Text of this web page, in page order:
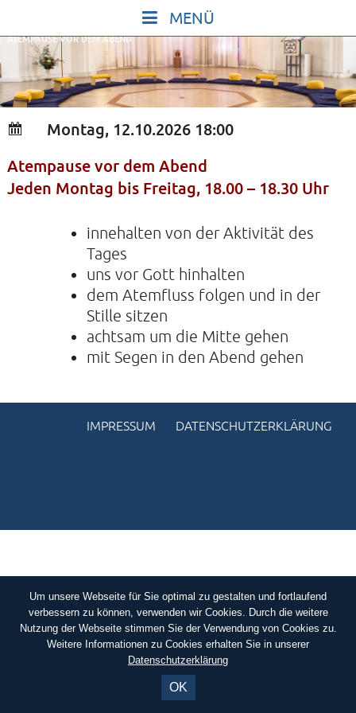
content
START
IN STILLE SEIN
SINGEN UND SCHWEIGEN
BEWEGEN UND TANZEN
GOTT UND DAS LEBEN FEIERN
HEILKRAFT DES KÖRPERS
STILLE UND SPIEL FÜR KINDER UND
JUGENDLICHE
VORTRÄGE
ALLE TERMINE
KONTAKTE
SO KOMMEN SIE ZU UNS
ARCHIV
IMPRESSUM
DATENSCHUTZERKLÄRUNG
ATEMPAUSE VOR DEM ABEND
Montag, 12.10.2026 18:00
Atempause vor dem Abend
Jeden Montag bis Freitag, 18.00 – 18.30 Uhr
innehalten von der Aktivität des
Tages
uns vor Gott hinhalten
dem Atemfluss folgen und in der
Stille sitzen
achtsam um die Mitte gehen
mit Segen in den Abend gehen
IMPRESSUM DATENSCHUTZERKLÄRUNG
Um unsere Webseite für Sie optimal zu gestalten und fortlaufend
verbessern zu können, verwenden wir Cookies. Durch die weitere
Nutzung der Webseite stimmen Sie der Verwendung von Cookies zu.
Weitere Informationen zu Cookies erhalten Sie in unserer
Datenschutzerklärung
OK